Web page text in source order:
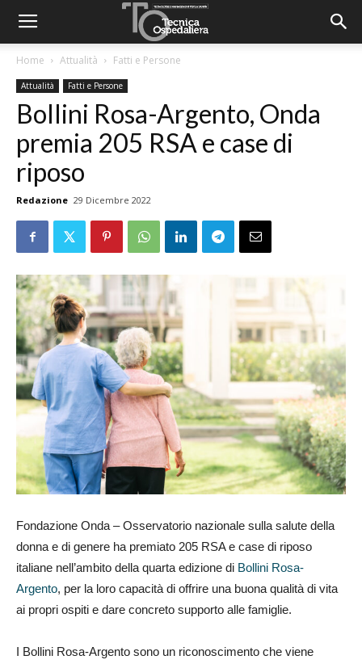
Home Attualità Fatti e Persone
Attualità Fatti e Persone
Bollini Rosa-Argento, Onda
premia 205 RSA e case di
riposo
Redazione 29 Dicembre 2022
Fondazione Onda – Osservatorio nazionale sulla salute della
donna e di genere ha premiato 205 RSA e case di riposo
italiane nell’ambito della quarta edizione di Bollini Rosa-
Argento, per la loro capacità di offrire una buona qualità di vita
ai propri ospiti e dare concreto supporto alle famiglie.
I Bollini Rosa-Argento sono un riconoscimento che viene